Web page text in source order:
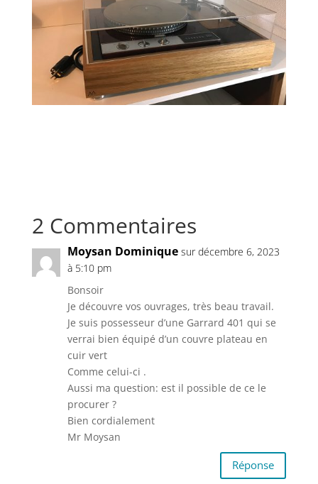
2 Commentaires
Moysan Dominique sur décembre 6, 2023
à 5:10 pm
Bonsoir
Je découvre vos ouvrages, très beau travail.
Je suis possesseur d’une Garrard 401 qui se
verrai bien équipé d’un couvre plateau en
cuir vert
Comme celui-ci .
Aussi ma question: est il possible de ce le
procurer ?
Bien cordialement
Mr Moysan
Réponse